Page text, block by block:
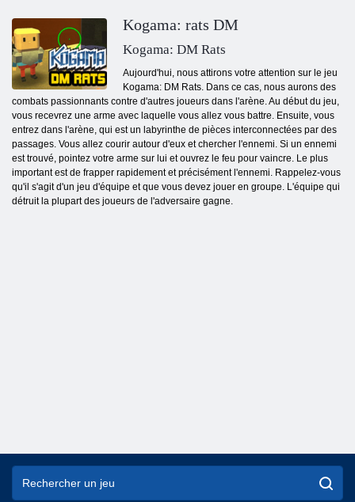
Kogama: rats DM
Kogama: DM Rats
Aujourd'hui, nous attirons votre attention sur le jeu
Kogama: DM Rats. Dans ce cas, nous aurons des
combats passionnants contre d'autres joueurs dans l'arène. Au début du jeu,
vous recevrez une arme avec laquelle vous allez vous battre. Ensuite, vous
entrez dans l'arène, qui est un labyrinthe de pièces interconnectées par des
passages. Vous allez courir autour d'eux et chercher l'ennemi. Si un ennemi
est trouvé, pointez votre arme sur lui et ouvrez le feu pour vaincre. Le plus
important est de frapper rapidement et précisément l'ennemi. Rappelez-vous
qu'il s'agit d'un jeu d'équipe et que vous devez jouer en groupe. L'équipe qui
détruit la plupart des joueurs de l'adversaire gagne.